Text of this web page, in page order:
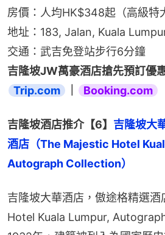
房價：人均HK$348起（高級特
地址：183, Jalan, Kuala
交通：武吉免登站步行6分鐘
吉隆坡JW萬豪酒店搶先預訂優惠
Trip.com
Booking.com
吉隆坡酒店推介【6】 吉隆坡大
酒店（The Majestic Hotel
Autograph Collection）
吉隆坡大華酒店，傲途格精選
Hotel Kuala Lumpur,